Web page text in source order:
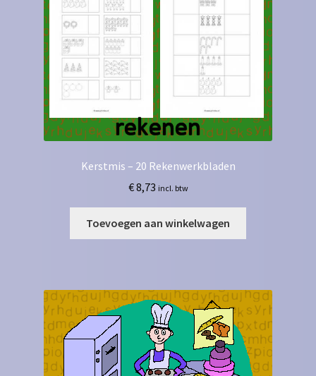
Kerstmis – 20 Rekenwerkbladen
€8,73 incl. btw
Toevoegen aan winkelwagen